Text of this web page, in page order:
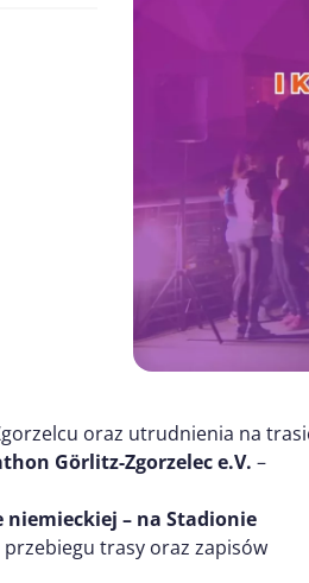
oraz utrudnienia na
Görlitz-Zgorzelec e.V. –
niemieckiej – na Stadionie
przebiegu trasy oraz zapisów